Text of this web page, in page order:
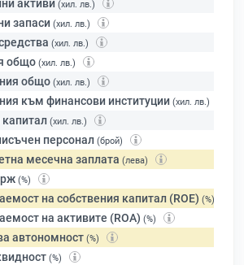
активи (хил. лв.)
запаси (хил. лв.)
(хил. лв.)
общо (хил. лв.)
общо (хил. лв.)
към финансови институции (хил. лв.)
капитал (хил. лв.)
персонал (брой)
месечна заплата (лева)
(%)
на собствения капитал (ROE) (%)
на активите (ROA) (%)
автономност (%)
(%)